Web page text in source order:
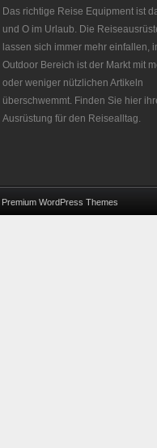
Das richtige Reise Equipment ist
und O im Urlaub. Die
lassen sich immer mehr einfallen,
Outdoor Bereich ist der Markt mit
oder weniger nützlichen Artikeln
überschwemmt. Finden Sie hier
Ausrüstung für den Reisealltag.
Premium WordPress Themes